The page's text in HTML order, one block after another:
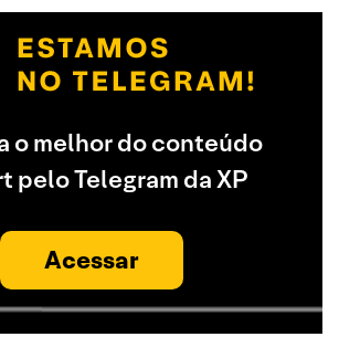
o melhor do conteúdo
pelo Telegram da XP
Acessar